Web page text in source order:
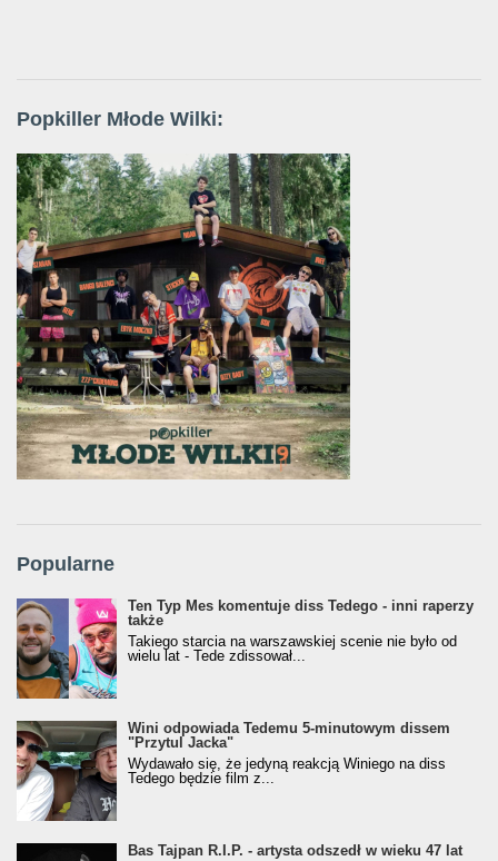
Popkiller Młode Wilki:
Popularne
Ten Typ Mes komentuje diss Tedego - inni raperzy
także
Takiego starcia na warszawskiej scenie nie było od
wielu lat - Tede zdissował...
Wini odpowiada Tedemu 5-minutowym dissem
"Przytul Jacka"
Wydawało się, że jedyną reakcją Winiego na diss
Tedego będzie film z...
Bas Tajpan R.I.P. - artysta odszedł w wieku 47 lat